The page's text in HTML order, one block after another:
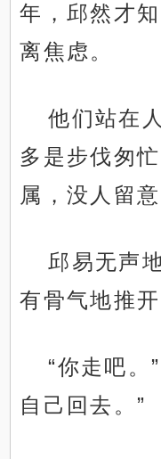
年，邱然才
离焦虑。
他们站在
多是步伐匆
属，没人留
邱易无声
有骨气地推开
“你走吧。
自己回去。”